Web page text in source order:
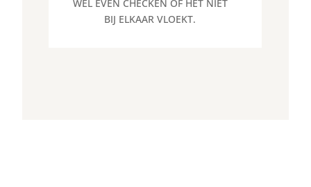
WEL EVEN CHECKEN OF HET NIET
BIJ ELKAAR VLOEKT.